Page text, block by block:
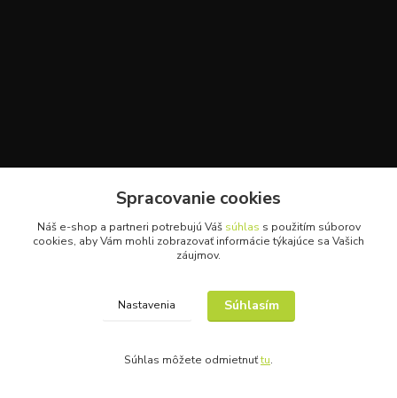
+421 949 353 157
Spracovanie cookies
Náš e-shop a partneri potrebujú Váš súhlas s použitím súborov
cookies, aby Vám mohli zobrazovať informácie týkajúce sa Vašich
záujmov.
Nastavenia Súhlasím
Súhlas môžete odmietnuťtu.